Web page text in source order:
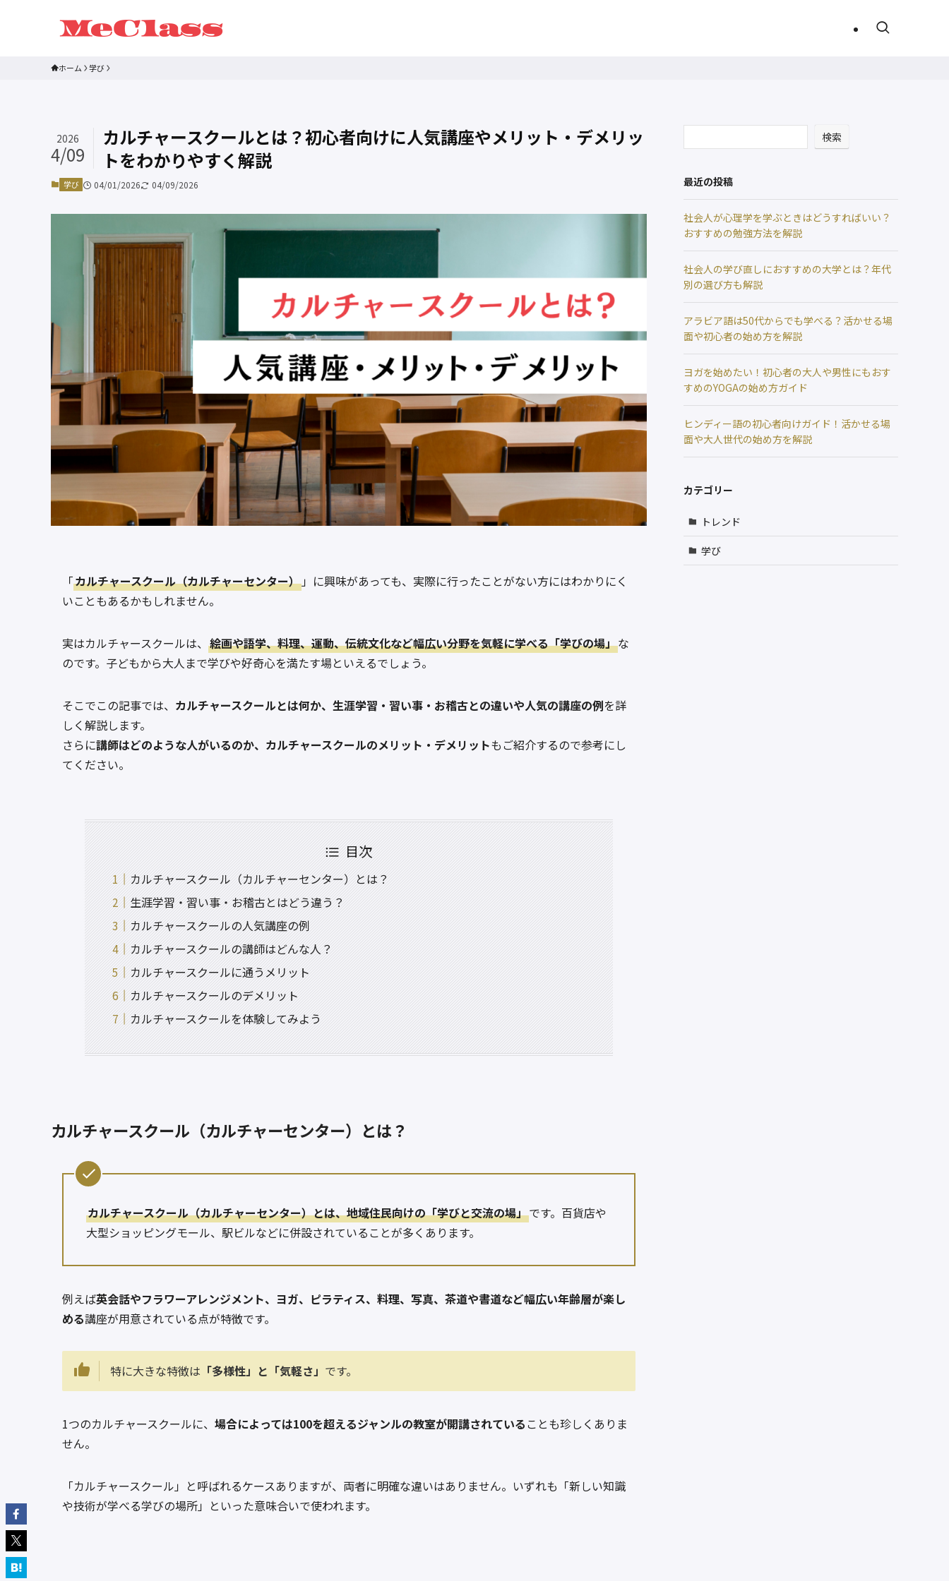
ホーム 学び
カルチャースクールとは？初心者向けに人気講座やメリット・デメリッ
トをわかりやすく解説
2026
4/09
学び 04/01/2026 04/09/2026
「カルチャースクール（カルチャーセンター） 」に興味があっても、実際に行ったことがない方にはわかりにく
いこともあるかもしれません。
実はカルチャースクールは、 絵画や語学、料理、運動、伝統文化など幅広い分野を気軽に学べる「学びの場」な
のです。子どもから大人まで学びや好奇心を満たす場といえるでしょう。
そこでこの記事では、 カルチャースクールとは何か、生涯学習・習い事・お稽古との違いや人気の講座の例を詳
しく解説します。
さらに講師はどのような人がいるのか、カルチャースクールのメリット・デメリットもご紹介するので参考にし
てください。
目次
カルチャースクール（カルチャーセンター）とは？
生涯学習・習い事・お稽古とはどう違う？
カルチャースクールの人気講座の例
カルチャースクールの講師はどんな人？
カルチャースクールに通うメリット
カルチャースクールのデメリット
カルチャースクールを体験してみよう
カルチャースクール（カルチャーセンター）とは？
カルチャースクール（カルチャーセンター）とは、地域住民向けの「学びと交流の場」です。百貨店や
大型ショッピングモール、駅ビルなどに併設されていることが多くあります。
例えば英会話やフラワーアレンジメント、ヨガ、ピラティス、料理、写真、茶道や書道など幅広い年齢層が楽し
める講座が用意されている点が特徴です。
特に大きな特徴は 「多様性」と「気軽さ」 です。
1つのカルチャースクールに、 場合によっては100を超えるジャンルの教室が開講されている ことも珍しくありま
せん。
「カルチャースクール」と呼ばれるケースありますが、両者に明確な違いはありません。いずれも「新しい知識
や技術が学べる学びの場所」といった意味合いで使われます。
検索
最近の投稿
社会人が心理学を学ぶときはどうすればいい？
おすすめの勉強方法を解説
社会人の学び直しにおすすめの大学とは？年代
別の選び方も解説
アラビア語は50代からでも学べる？活かせる場
面や初心者の始め方を解説
ヨガを始めたい！初心者の大人や男性にもおす
すめのYOGAの始め方ガイド
ヒンディー語の初心者向けガイド！活かせる場
面や大人世代の始め方を解説
カテゴリー
トレンド
学び